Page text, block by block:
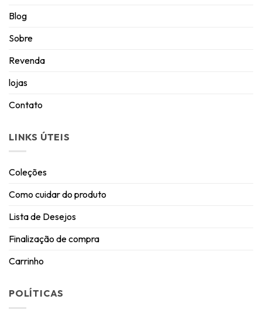
Blog
Sobre
Revenda
lojas
Contato
LINKS ÚTEIS
Coleções
Como cuidar do produto
Lista de Desejos
Finalização de compra
Carrinho
POLÍTICAS